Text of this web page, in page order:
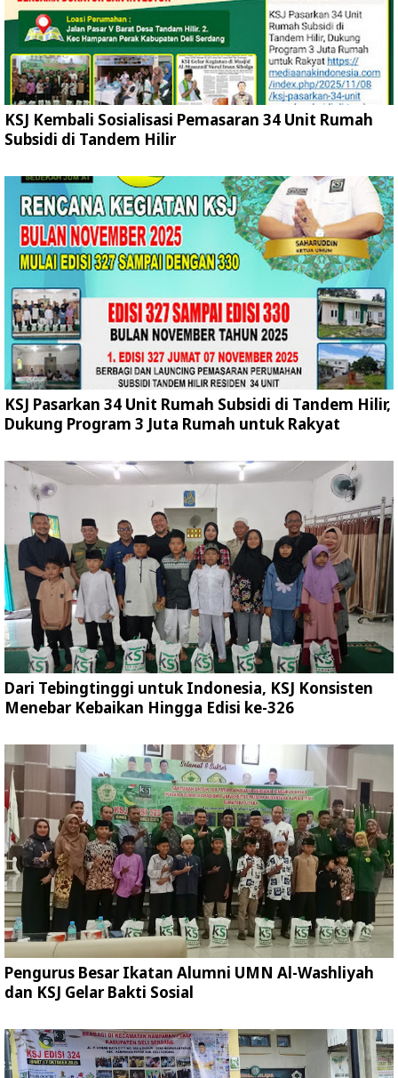
KSJ Kembali Sosialisasi Pemasaran 34 Unit Rumah
Subsidi di Tandem Hilir
KSJ Pasarkan 34 Unit Rumah Subsidi di Tandem Hilir,
Dukung Program 3 Juta Rumah untuk Rakyat
Dari Tebingtinggi untuk Indonesia, KSJ Konsisten
Menebar Kebaikan Hingga Edisi ke-326
Pengurus Besar Ikatan Alumni UMN Al-Washliyah
dan KSJ Gelar Bakti Sosial